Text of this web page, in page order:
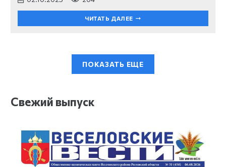
ЧИТАТЬ ДАЛЕЕ
ПОКАЗАТЬ ЕЩЕ
Свежий выпуск